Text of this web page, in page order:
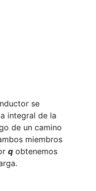
se
integral de la
de un camino
miembros
q obtenemos